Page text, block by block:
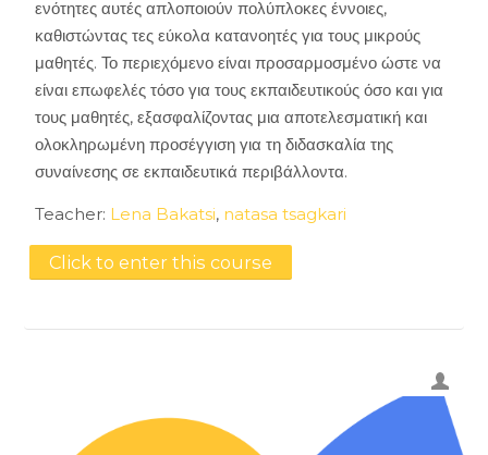
ενότητες αυτές απλοποιούν πολύπλοκες έννοιες,
καθιστώντας τες εύκολα κατανοητές για τους μικρούς
μαθητές. Το περιεχόμενο είναι προσαρμοσμένο ώστε να
είναι επωφελές τόσο για τους εκπαιδευτικούς όσο και για
τους μαθητές, εξασφαλίζοντας μια αποτελεσματική και
ολοκληρωμένη προσέγγιση για τη διδασκαλία της
συναίνεσης σε εκπαιδευτικά περιβάλλοντα.
Teacher: Lena Bakatsi, natasa tsagkari
Click to enter this course